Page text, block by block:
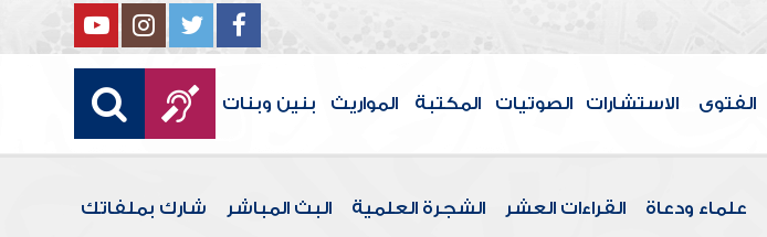
الفتوى الاستشارات الصوتيات المكتبة المواريث بنين وبنات
علماء ودعاة القراءات العشر الشجرة العلمية البث المباشر شارك بملفاتك